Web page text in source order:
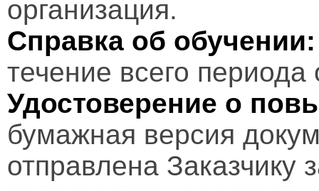
организация.
Справка об обучении:
течение всего периода
Удостоверение о
бумажная версия
отправлена Заказчику